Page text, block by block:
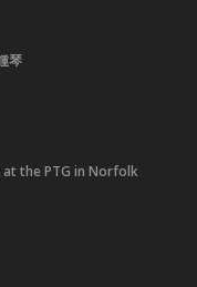
琴
the PTG in Norfolk